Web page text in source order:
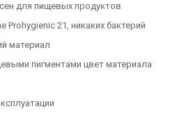
для пищевых продуктов
21, никаких бактерий
материал
пигментами цвет материала